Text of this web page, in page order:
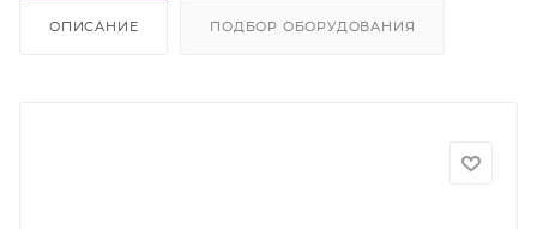
ОПИСАНИЕ ПОДБОР ОБОРУДОВАНИЯ